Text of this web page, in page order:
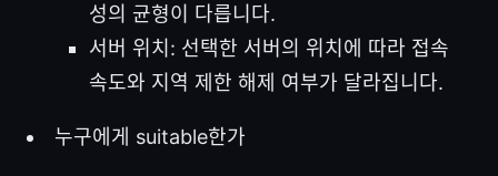
성의 균형이 다릅니다.
서버 위치: 선택한 서버의 위치에 따라 접속
속도와 지역 제한 해제 여부가 달라집니다.
누구에게 suitable한가